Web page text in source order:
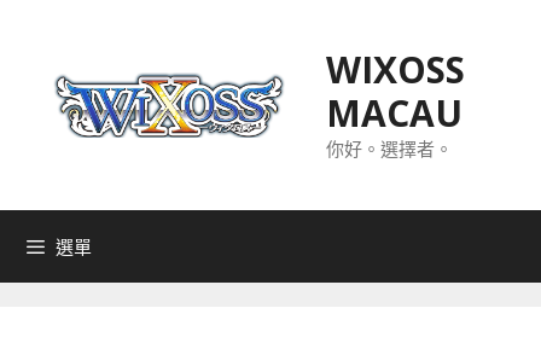
WIXOSS
MACAU
你好。選擇者。
選單